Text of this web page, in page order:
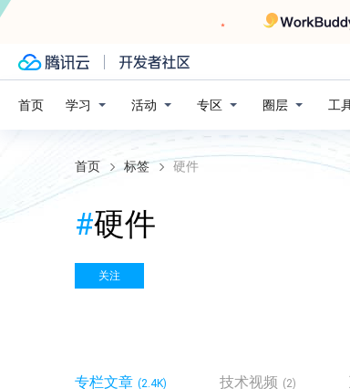
首页 学习 活动 专区 圈层 工
首页 标签 硬件
#硬件
关注
专栏文章 (2.4K) 技术视频 (2)